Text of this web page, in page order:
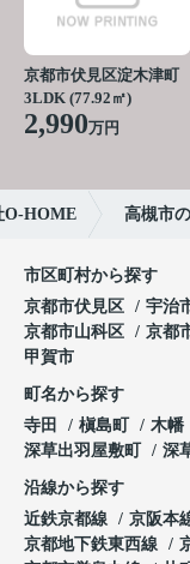
京都市伏見区淀木津町
3LDK (77.92㎡)
2,990万円
O-HOME 高槻市
市区町村から探す
京都市伏見区
宇治
京都市山科区
京都
甲賀市
町名から探す
寺田
槇島町 木幡
深草出羽屋敷町
深
沿線から探す
近鉄京都線
京阪本
京都地下鉄東西線